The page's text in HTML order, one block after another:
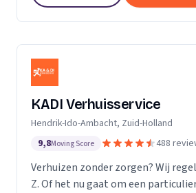
KADI Verhuisservice
Hendrik-Ido-Ambacht, Zuid-Holland
9,8Moving Score 488
Verhuizen zonder zorgen? Wij
Z. Of het nu gaat om een